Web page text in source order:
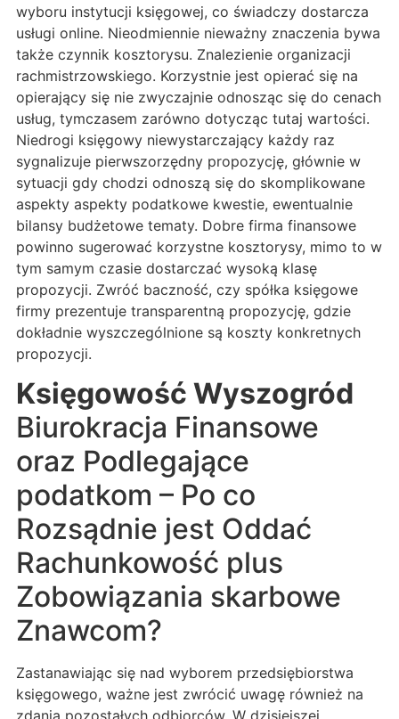
wyboru instytucji księgowej, co świadczy dostarcza
usługi online. Nieodmiennie nieważny znaczenia bywa
także czynnik kosztorysu. Znalezienie organizacji
rachmistrzowskiego. Korzystnie jest opierać się na
opierający się nie zwyczajnie odnosząc się do cenach
usług, tymczasem zarówno dotycząc tutaj wartości.
Niedrogi księgowy niewystarczający każdy raz
sygnalizuje pierwszorzędny propozycję, głównie w
sytuacji gdy chodzi odnoszą się do skomplikowane
aspekty aspekty podatkowe kwestie, ewentualnie
bilansy budżetowe tematy. Dobre firma finansowe
powinno sugerować korzystne kosztorysy, mimo to w
tym samym czasie dostarczać wysoką klasę
propozycji. Zwróć baczność, czy spółka księgowe
firmy prezentuje transparentną propozycję, gdzie
dokładnie wyszczególnione są koszty konkretnych
propozycji.
Księgowość Wyszogród
Biurokracja Finansowe
oraz Podlegające
podatkom – Po co
Rozsądnie jest Oddać
Rachunkowość plus
Zobowiązania skarbowe
Znawcom?
Zastanawiając się nad wyborem przedsiębiorstwa
księgowego, ważne jest zwrócić uwagę również na